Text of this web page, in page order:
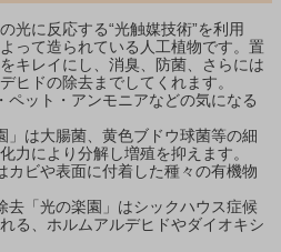
光に反応する“光触媒技術”を利用
って造られている人工植物です。置
キレイにし、消臭、防菌、さらには
ヒドの除去までしてくれます。
ペット・アンモニアなどの気になる
」は大腸菌、黄色ブドウ球菌等の細
力により分解し増殖を抑えます。
カビや表面に付着した種々の有機物
去「光の楽園」はシックハウス症候
る、ホルムアルデヒドやダイオキシ